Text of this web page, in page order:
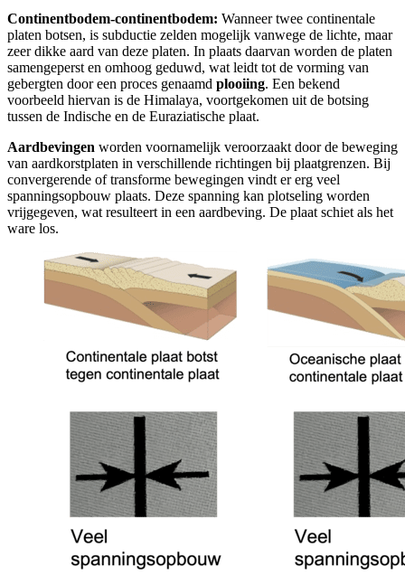
Continentbodem-continentbodem: Wanneer twee continentale
platen botsen, is subductie zelden mogelijk vanwege de lichte, maar
zeer dikke aard van deze platen. In plaats daarvan worden de platen
samengeperst en omhoog geduwd, wat leidt tot de vorming van
gebergten door een proces genaamd plooiing. Een bekend
voorbeeld hiervan is de Himalaya, voortgekomen uit de botsing
tussen de Indische en de Euraziatische plaat.
Aardbevingen worden voornamelijk veroorzaakt door de beweging
van aardkorstplaten in verschillende richtingen bij plaatgrenzen. Bij
convergerende of transforme bewegingen vindt er erg veel
spanningsopbouw plaats. Deze spanning kan plotseling worden
vrijgegeven, wat resulteert in een aardbeving. De plaat schiet als het
ware los.